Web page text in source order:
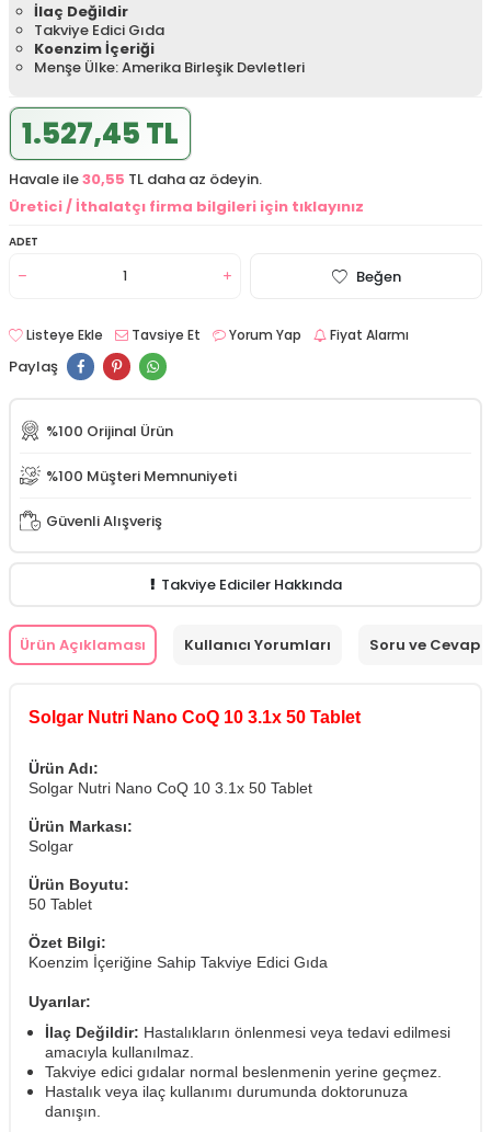
İlaç Değildir
Takviye Edici Gıda
Koenzim İçeriği
Menşe Ülke: Amerika Birleşik Devletleri
1.527,45 TL
Havale ile30,55 TL daha az ödeyin.
Üretici / İthalatçı firma bilgileri için tıklayınız
ADET
Beğen
Listeye Ekle Tavsiye Et Yorum Yap Fiyat Alarmı
Paylaş
%100 Orijinal Ürün
%100 Müşteri Memnuniyeti
Güvenli Alışveriş
Takviye Ediciler Hakkında
Ürün Açıklaması Kullanıcı Yorumları Soru ve Cevap
Solgar Nutri Nano CoQ 10 3.1x 50 Tablet
Ürün Adı:
Solgar Nutri Nano CoQ 10 3.1x 50 Tablet
Ürün Markası:
Solgar
Ürün Boyutu:
50 Tablet
Özet Bilgi:
Koenzim İçeriğine Sahip Takviye Edici Gıda
Uyarılar:
İlaç Değildir: Hastalıkların önlenmesi veya tedavi edilmesi
amacıyla kullanılmaz.
Takviye edici gıdalar normal beslenmenin yerine geçmez.
Hastalık veya ilaç kullanımı durumunda doktorunuza
danışın.